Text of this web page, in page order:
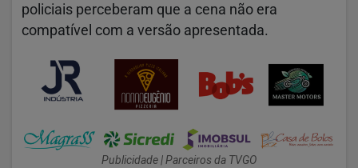
policiais perceberam que a cena não era
compatível com a versão apresentada.
Publicidade | Parceiros da TVGO